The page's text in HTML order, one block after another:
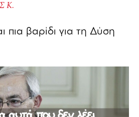
Κ.
πια βαρίδι για τη Δύση